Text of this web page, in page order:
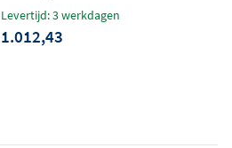
Levertijd: 3 werkdagen
1.012,43